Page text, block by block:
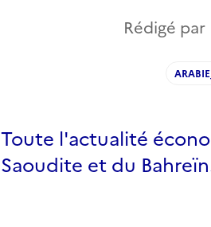
Rédigé par
Toute l'actualité
Saoudite et du